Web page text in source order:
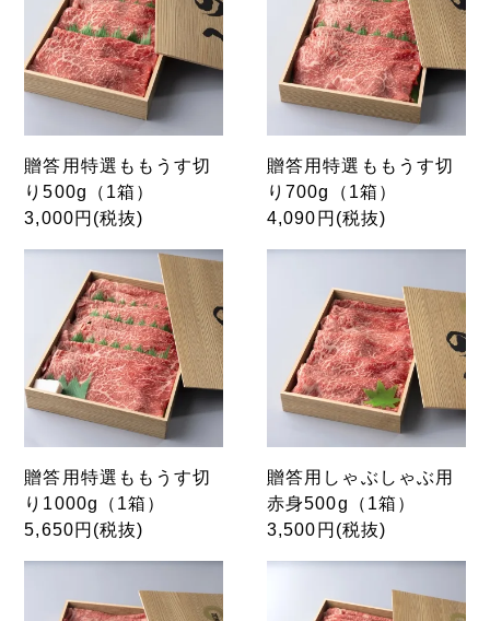
贈答用特選ももうす切
り500g（1箱）
3,000円(税抜)
贈答用特選ももうす切
り700g（1箱）
4,090円(税抜)
贈答用特選ももうす切
り1000g（1箱）
5,650円(税抜)
贈答用しゃぶしゃぶ用
赤身500g（1箱）
3,500円(税抜)